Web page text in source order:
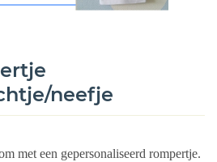
neefje
met een gepersonaliseerd rompertje.